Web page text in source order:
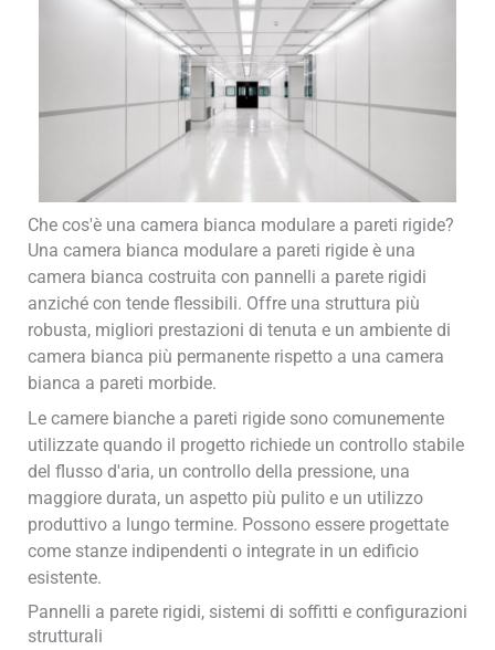
Che cos'è una camera bianca modulare a pareti rigide?
Una camera bianca modulare a pareti rigide è una
camera bianca costruita con pannelli a parete rigidi
anziché con tende flessibili. Offre una struttura più
robusta, migliori prestazioni di tenuta e un ambiente di
camera bianca più permanente rispetto a una camera
bianca a pareti morbide.
Le camere bianche a pareti rigide sono comunemente
utilizzate quando il progetto richiede un controllo stabile
del flusso d'aria, un controllo della pressione, una
maggiore durata, un aspetto più pulito e un utilizzo
produttivo a lungo termine. Possono essere progettate
come stanze indipendenti o integrate in un edificio
esistente.
Pannelli a parete rigidi, sistemi di soffitti e configurazioni
strutturali